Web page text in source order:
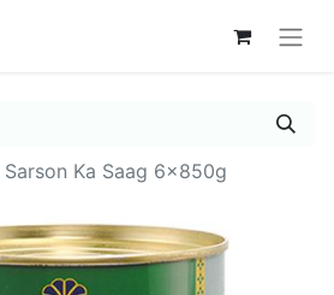
Sarson Ka Saag 6x850g